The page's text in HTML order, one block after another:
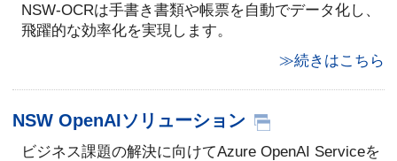
NSW-OCRは手書き書類や帳票を自動でデータ化し、
飛躍的な効率化を実現します。
≫続きはこちら
NSW OpenAIソリューション
ビジネス課題の解決に向けてAzure OpenAI Serviceを